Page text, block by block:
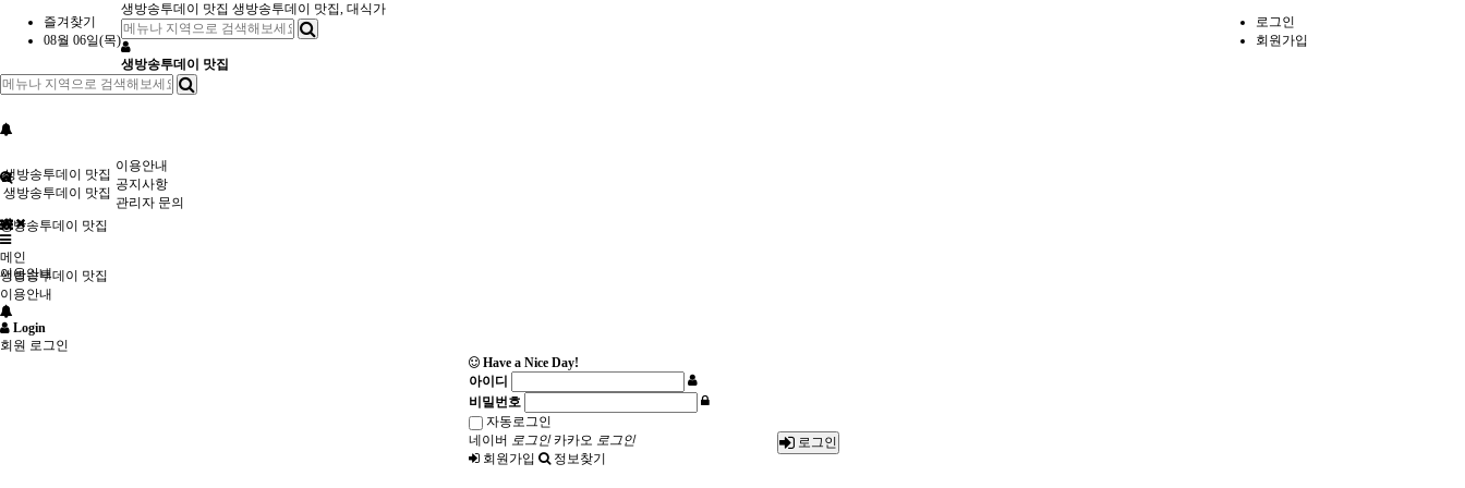
즐겨찾기
08월 06일(목)
로그인
회원가입
생방송투데이 맛집 생방송투데이 맛집, 대식가
생방송투데이 맛집
생방송투데이 맛집
이용안내
생방송투데이 맛집
생방송투데이 맛집
이용안내
공지사항
관리자 문의
메인
생방송투데이 맛집
이용안내
Login
회원 로그인
Have a Nice Day!
아이디
비밀번호
자동로그인
로그인
네이버 로그인 카카오 로그인
회원가입
정보찾기